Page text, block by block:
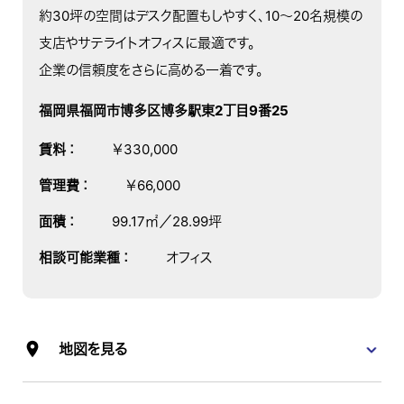
約30坪の空間はデスク配置もしやすく、10〜20名規模の
支店やサテライトオフィスに最適です。
企業の信頼度をさらに高める一着です。
福岡県福岡市博多区博多駅東2丁目9番25
賃料： ￥330,000
管理費： ￥66,000
面積： 99.17㎡／28.99坪
相談可能業種： オフィス
地図を見る